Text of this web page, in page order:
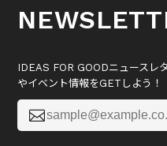
IDEAS FOR GOODニュースレ
やイベント情報をGETしよう！
